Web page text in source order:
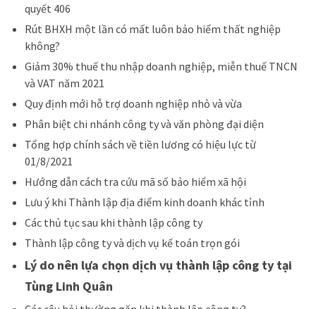
quyết 406
Rút BHXH một lần có mất luôn bảo hiểm thất nghiệp
không?
Giảm 30% thuế thu nhập doanh nghiệp, miễn thuế TNCN
và VAT năm 2021
Quy định mới hỗ trợ doanh nghiệp nhỏ và vừa
Phân biệt chi nhánh công ty và văn phòng đại diện
Tổng hợp chính sách về tiền lương có hiệu lực từ
01/8/2021
Hướng dẫn cách tra cứu mã số bảo hiểm xã hội
Lưu ý khi Thành lập địa điểm kinh doanh khác tỉnh
Các thủ tục sau khi thành lập công ty
Thành lập công ty và dịch vụ kế toán trọn gói
Lý do nên lựa chọn dịch vụ thành lập công ty tại
Tùng Linh Quân